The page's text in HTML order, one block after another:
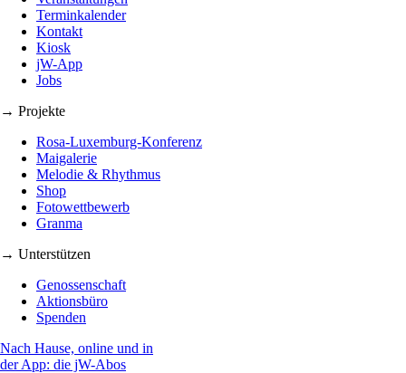
Terminkalender
Kontakt
Kiosk
jW-App
Jobs
→ Projekte
Rosa-Luxemburg-Konferenz
Maigalerie
Melodie & Rhythmus
Shop
Fotowettbewerb
Granma
→ Unterstützen
Genossenschaft
Aktionsbüro
Spenden
Nach Hause, online und in
der App: die jW-Abos